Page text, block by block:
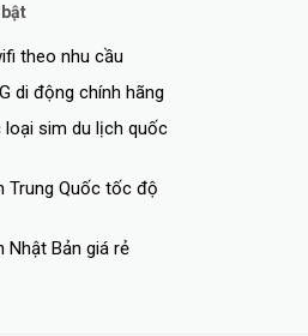
theo nhu cầu
di động chính hãng
loại sim du lịch quốc
Trung Quốc tốc độ
Nhật Bản giá rẻ